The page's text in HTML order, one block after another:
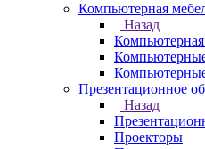
Компьютерная
Назад
Презентационное
Назад
Проекторы